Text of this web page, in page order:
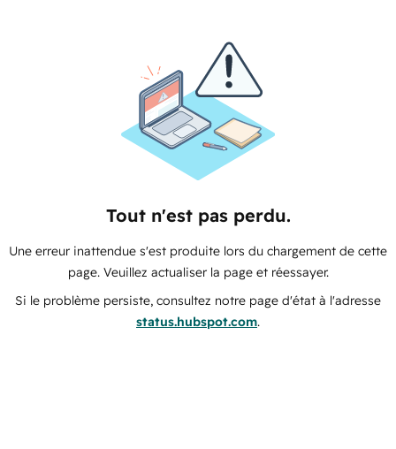
Tout n'est pas perdu.
Une erreur inattendue s'est produite lors du chargement de cette
page. Veuillez actualiser la page et réessayer.
Si le problème persiste, consultez notre page d'état à l'adresse
status.hubspot.com.